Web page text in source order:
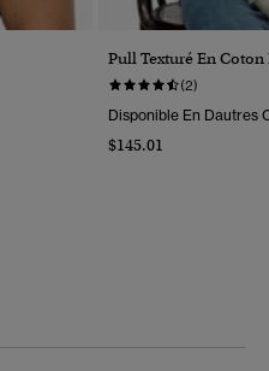
Pull Texturé En Coton
(2)
Disponible En Dautres
$145.01